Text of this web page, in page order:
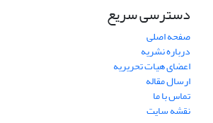
دسترسی سریع
صفحه اصلی
درباره نشریه
اعضای هیات تحریریه
ارسال مقاله
تماس با ما
نقشه سایت